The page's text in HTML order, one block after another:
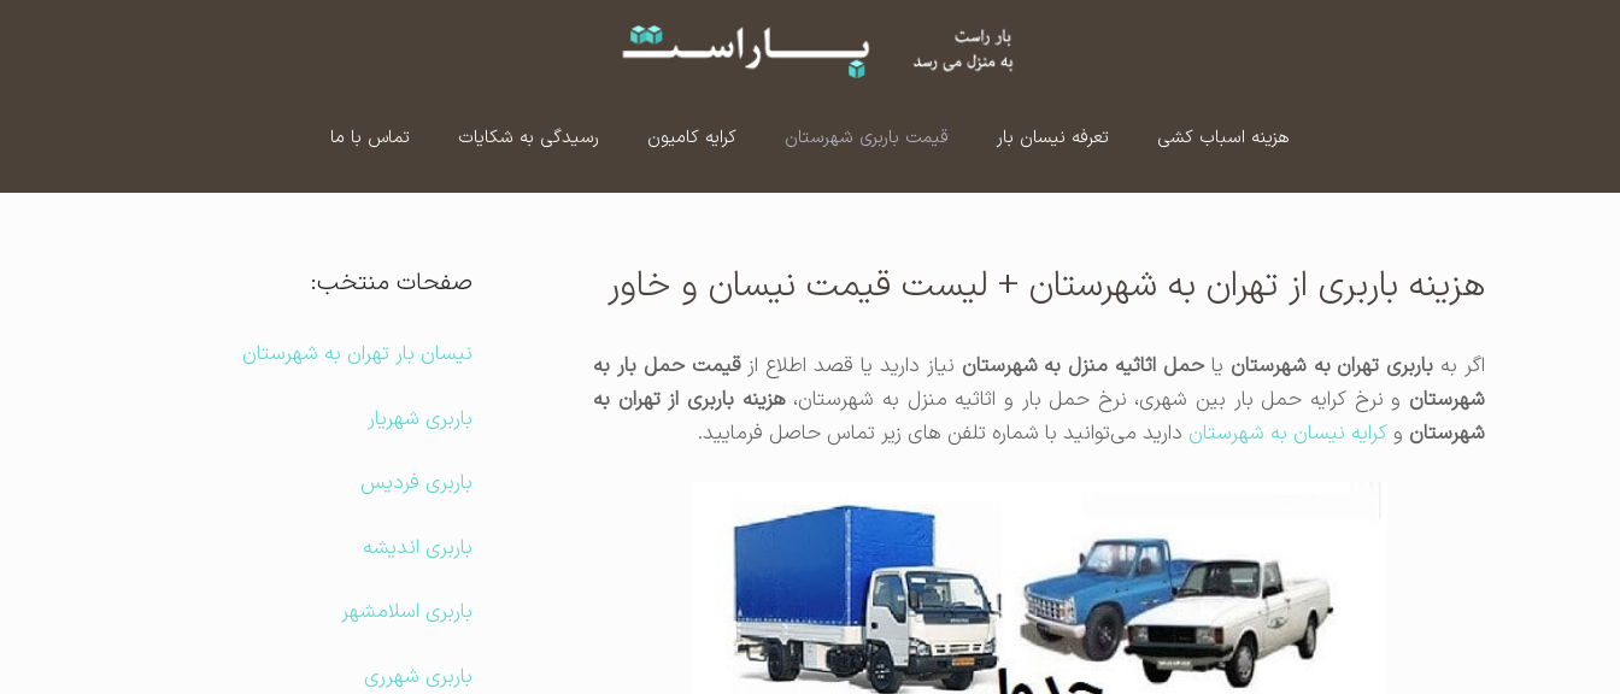
هزینه اسباب کشی تعرفه نیسان بار قیمت باربری شهرستان کرایه کامیون رسیدگی به شکایات تماس با ما
هزینه باربری از تهران به شهرستان + لیست قیمت نیسان و خاور
اگر به باربری تهران به شهرستان یاحمل اثاثیه منزل به شهرستان نیاز دارید یا قصد اطلاع ازقیمت حمل بار به
شهرستان و نرخ کرایه حمل بار بین شهری، نرخ حمل بار و اثاثیه منزل به شهرستان،هزینه باربری از تهران به
شهرستان وکرایه نیسان به شهرستان دارید می‌توانید با شماره تلفن های زیر تماس حاصل فرمایید.
صفحات منتخب:
نیسان بار تهران به شهرستان
باربری شهریار
باربری فردیس
باربری اندیشه
باربری اسلامشهر
باربری شهرری